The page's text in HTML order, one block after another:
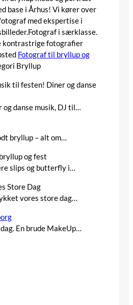
base i Århus! Vi kører over
med ekspertise i
i særklasse.
kontrastrige fotografier
Fotograf til bryllup og
Bryllup
til festen! Diner og danse
danse musik, DJ til…
bryllup – alt om…
og fest
slips og butterfly i…
Store Dag
vores store dag…
En brude MakeUp…